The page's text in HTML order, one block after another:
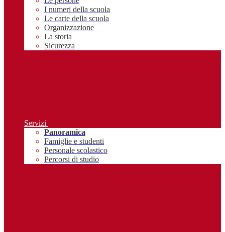
I numeri della scuola
Le carte della scuola
Organizzazione
La storia
Sicurezza
Servizi
Panoramica
Famiglie e studenti
Personale scolastico
Percorsi di studio